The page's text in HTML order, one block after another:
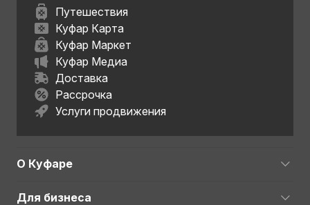
Путешествия
Куфар Карта
Куфар Маркет
Куфар Медиа
Доставка
Рассрочка
Услуги продвижения
О Куфаре
Для бизнеса